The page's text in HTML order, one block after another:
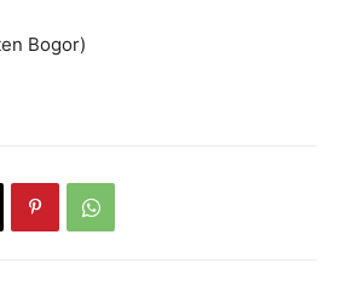
Bogor)